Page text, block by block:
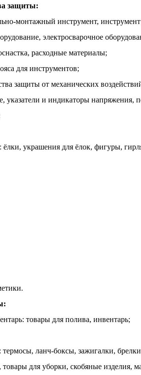
защиты:
монтажный инструмент,
электросварочное
расходные материалы;
для инструментов;
защиты от механических
указатели и индикаторы напряжения,
ёлки, украшения для ёлок, фигуры,
товары для полива, инвентарь;
ланч-боксы, зажигалки,
для уборки, скобяные изделия,